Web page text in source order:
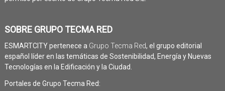
SOBRE GRUPO TECMA RED
ESMARTCITY pertenece a Grupo Tecma Red, el grupo editorial
español líder en las temáticas de Sostenibilidad, Energía y Nuevas
Tecnologías en la Edificación y la Ciudad.
Portales de Grupo Tecma Red: